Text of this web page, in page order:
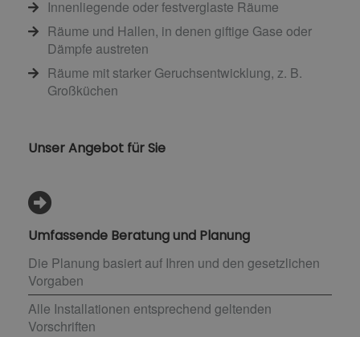
Innenliegende oder festverglaste Räume
Räume und Hallen, in denen giftige Gase oder
Dämpfe austreten
Räume mit starker Geruchsentwicklung, z. B.
Großküchen
Unser Angebot für Sie
Umfassende Beratung und Planung
Die Planung basiert auf Ihren und den gesetzlichen
Vorgaben
Alle Installationen entsprechend geltenden
Vorschriften